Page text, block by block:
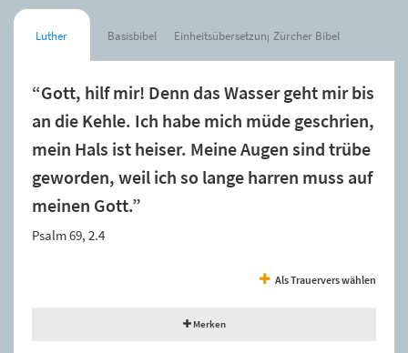
Luther Basisbibel Einheitsübersetzung Zürcher Bibel
“Gott, hilf mir! Denn das Wasser geht mir bis
an die Kehle. Ich habe mich müde geschrien,
mein Hals ist heiser. Meine Augen sind trübe
geworden, weil ich so lange harren muss auf
meinen Gott.”
Psalm 69, 2.4
Als Trauervers wählen
Merken